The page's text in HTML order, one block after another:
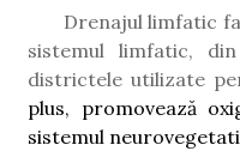
Drenajul limfatic
sistemul limfatic,
districtele utilizate
plus, promovează
sistemul